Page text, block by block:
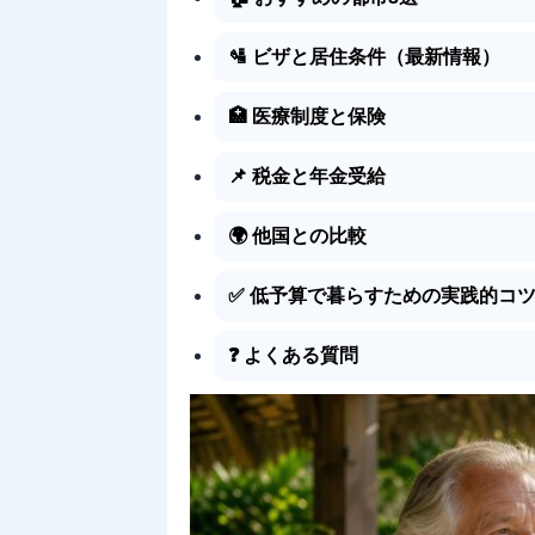
🛂 ビザと居住条件（最新情報）
🏥 医療制度と保険
📌 税金と年金受給
🌍 他国との比較
✅ 低予算で暮らすための実践的コツ
❓ よくある質問